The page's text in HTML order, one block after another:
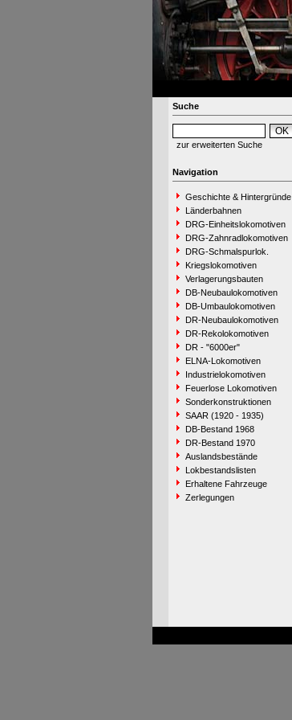
Suche
zur erweiterten Suche
Navigation
Geschichte & Hintergründe
Länderbahnen
DRG-Einheitslokomotiven
DRG-Zahnradlokomotiven
DRG-Schmalspurlok.
Kriegslokomotiven
Verlagerungsbauten
DB-Neubaulokomotiven
DB-Umbaulokomotiven
DR-Neubaulokomotiven
DR-Rekolokomotiven
DR - "6000er"
ELNA-Lokomotiven
Industrielokomotiven
Feuerlose Lokomotiven
Sonderkonstruktionen
SAAR (1920 - 1935)
DB-Bestand 1968
DR-Bestand 1970
Auslandsbestände
Lokbestandslisten
Erhaltene Fahrzeuge
Zerlegungen